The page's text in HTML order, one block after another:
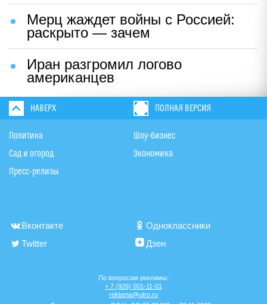
Мерц жаждет войны с Россией:
раскрыто — зачем
Иран разгромил логово
американцев
НАВЕРХ ПОЛНАЯ ВЕРСИЯ
Политика
Сад и огород
Пресс-релизы
Шоу-бизнес
Экономика
Вконтакте
Одноклассники
Twitter
Дзен
По вопросам рекламы:
+ 7 (926) 001-11-01
reklama@utro.ru